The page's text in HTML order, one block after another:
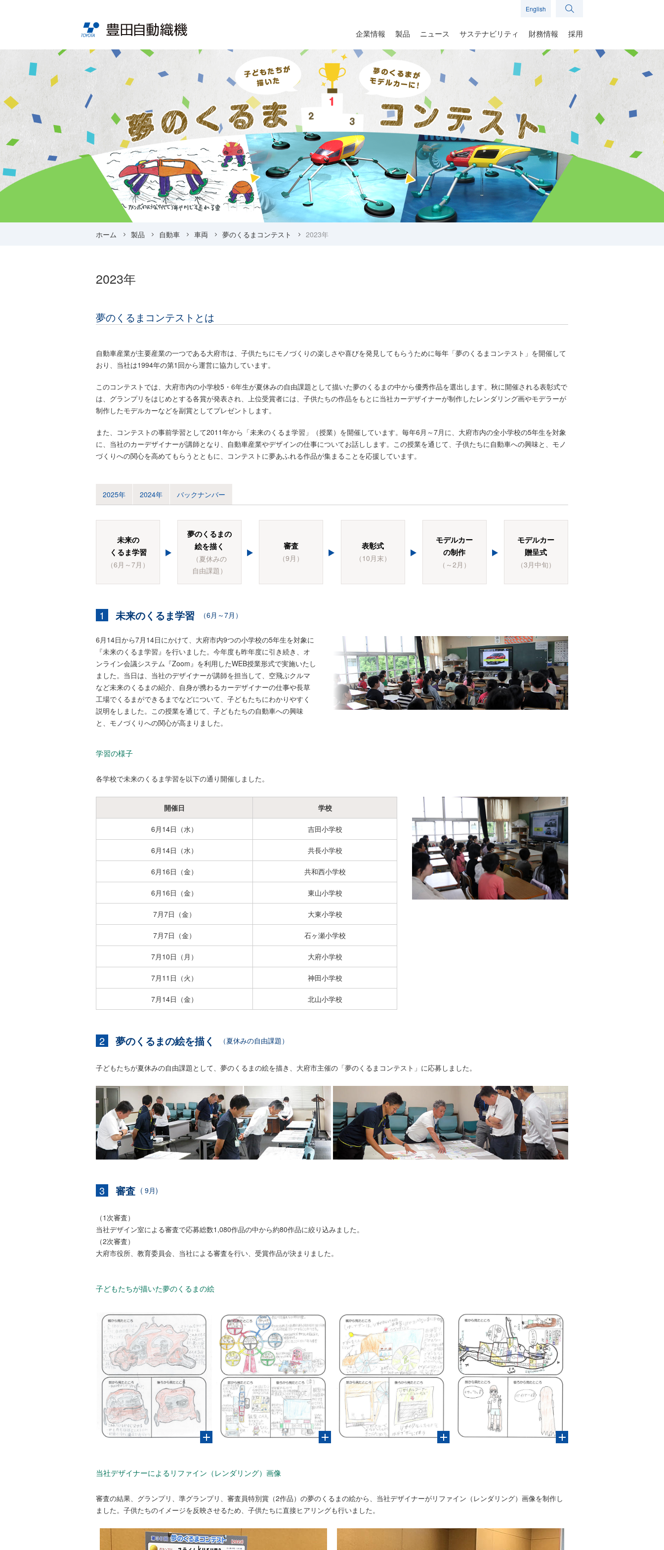
English
企業情報 製品 ニュース サステナビリティ 財務情報 採用
ホーム 製品 自動車 車両 夢のくるまコンテスト 2023年
2023年
夢のくるまコンテストとは
自動車産業が主要産業の一つである大府市は、子供たちにモノづくりの楽しさや喜びを発見してもらうために毎年「夢のくるまコンテスト」を開催して
おり、当社は1994年の第1回から運営に協力しています。
このコンテストでは、大府市内の小学校5・6年生が夏休みの自由課題として描いた夢のくるまの中から優秀作品を選出します。秋に開催される表彰式で
は、グランプリをはじめとする各賞が発表され、上位受賞者には、子供たちの作品をもとに当社カーデザイナーが制作したレンダリング画やモデラーが
制作したモデルカーなどを副賞としてプレゼントします。
また、コンテストの事前学習として2011年から「未来のくるま学習」（授業）を開催しています。毎年6月～7月に、大府市内の全小学校の5年生を対象
に、当社のカーデザイナーが講師となり、自動車産業やデザインの仕事についてお話しします。この授業を通じて、子供たちに自動車への興味と、モノ
づくりへの関心を高めてもらうとともに、コンテストに夢あふれる作品が集まることを応援しています。
2025年 2024年 バックナンバー
未来の
くるま学習
（6月～7月）
夢のくるまの
絵を描く
（夏休みの
自由課題）
審査
（9月）
表彰式
（10月末）
モデルカー
の制作
（～2月）
モデルカー
贈呈式
（3月中旬）
1 未来のくるま学習 （6月～7月）
6月14日から7月14日にかけて、大府市内9つの小学校の5年生を対象に
『未来のくるま学習』を行いました。今年度も昨年度に引き続き、オ
ンライン会議システム『Zoom』を利用したWEB授業形式で実施いたし
ました。当日は、当社のデザイナーが講師を担当して、空飛ぶクルマ
など未来のくるまの紹介、自身が携わるカーデザイナーの仕事や長草
工場でくるまができるまでなどについて、子どもたちにわかりやすく
説明をしました。この授業を通じて、子どもたちの自動車への興味
と、モノづくりへの関心が高まりました。
学習の様子
各学校で未来のくるま学習を以下の通り開催しました。
開催日 学校
6月14日（水） 吉田小学校
6月14日（水） 共長小学校
6月16日（金） 共和西小学校
6月16日（金） 東山小学校
7月7日（金） 大東小学校
7月7日（金） 石ヶ瀬小学校
7月10日（月） 大府小学校
7月11日（火） 神田小学校
7月14日（金） 北山小学校
2 夢のくるまの絵を描く （夏休みの自由課題）
子どもたちが夏休みの自由課題として、夢のくるまの絵を描き、大府市主催の「夢のくるまコンテスト」に応募しました。
3 審査 ( 9月)
（1次審査）
当社デザイン室による審査で応募総数1,080作品の中から約80作品に絞り込みました。
（2次審査）
大府市役所、教育委員会、当社による審査を行い、受賞作品が決まりました。
子どもたちが描いた夢のくるまの絵
当社デザイナーによるリファイン（レンダリング）画像
審査の結果、グランプリ、準グランプリ、審査員特別賞（2作品）の夢のくるまの絵から、当社デザイナーがリファイン（レンダリング）画像を制作し
ました。子供たちのイメージを反映させるため、子供たちに直接ヒアリングも行いました。